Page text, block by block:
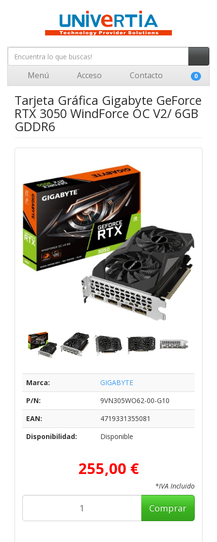
Menú Acceso Contacto 0
Tarjeta Gráfica Gigabyte GeForce
RTX 3050 WindForce OC V2/ 6GB
GDDR6
Marca:
GIGABYTE
P/N:
9VN305WO62-00-G10
EAN:
4719331355081
Disponibilidad:
Disponible
255,00 €
*IVA Incluido
Comprar